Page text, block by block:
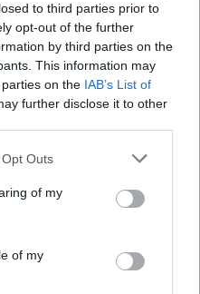
to third parties prior to
opt-out of the further
by third parties on the
This information may
on the IAB’s List of
further disclose it to other
Outs
of my
of my
00:00:30
r.: dviejų moterų ir
00:00:57
temperatūra kils iki